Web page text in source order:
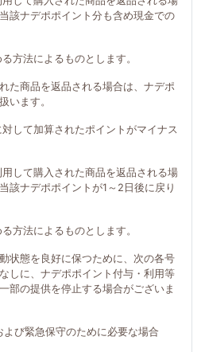
該ナデポポイント分も含め現金での
方法によるものとします。
た商品を返品される場合は、ナデポ
います。
対して加算されたポイントがマイナス
用して購入された商品を返品される場
該ナデポポイントが1～2日後に戻り
方法によるものとします。
状態を良好に保つために、次の各号
しに、ナデポポイント付与・利用等
部の提供を停止する場合がございま
よび緊急保守のために必要な場合